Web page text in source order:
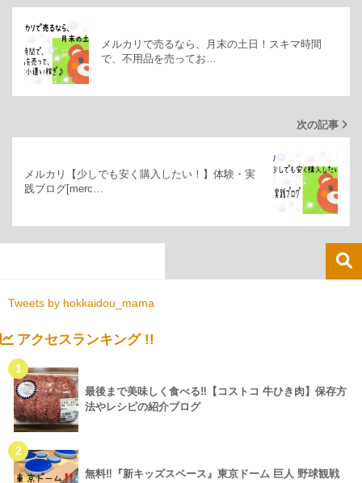
メルカリで売るなら、月末の土日！スキマ時間
で、不用品を売ってお…
次の記事
メルカリ【少しでも安く購入したい！】体験・実
践ブログ[merc…
Tweets by hokkaidou_mama
アクセスランキング !!
1
最後まで美味しく食べる‼【コストコ 牛ひき肉】保存方
法やレシピの紹介ブログ
2
無料‼『新キッズスペース』東京ドーム 巨人 野球観戦